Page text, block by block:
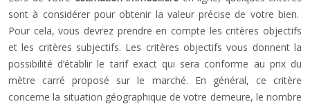
sont à considérer pour obtenir la valeur précise de votre bien.
Pour cela, vous devrez prendre en compte les critères objectifs
et les critères subjectifs. Les critères objectifs vous donnent la
possibilité d’établir le tarif exact qui sera conforme au prix du
mètre carré proposé sur le marché. En général, ce critère
concerne la situation géographique de votre demeure, le nombre